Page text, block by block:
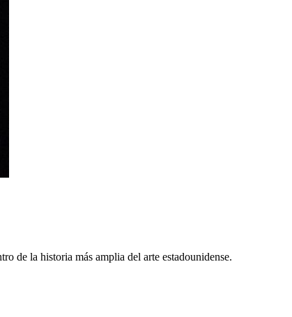
de la historia más amplia del arte estadounidense.